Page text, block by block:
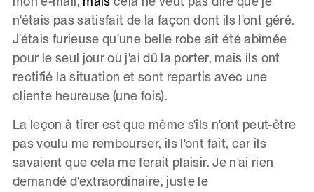
n'étais pas satisfait de la façon dont ils l'ont géré.
J'étais furieuse qu'une belle robe ait été abîmée
pour le seul jour où j'ai dû la porter, mais ils ont
rectifié la situation et sont repartis avec une
cliente heureuse (une fois).
La leçon à tirer est que même s'ils n'ont peut-être
pas voulu me rembourser, ils l'ont fait, car ils
savaient que cela me ferait plaisir. Je n'ai rien
demandé d'extraordinaire, juste le